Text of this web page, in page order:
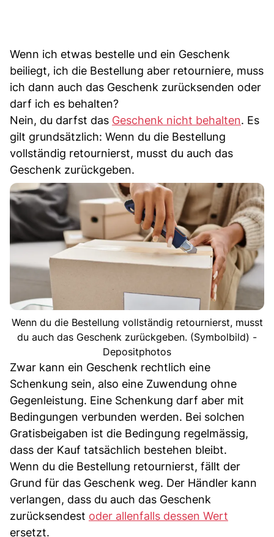
Wenn ich etwas bestelle und ein Geschenk
beiliegt, ich die Bestellung aber retourniere, muss
ich dann auch das Geschenk zurücksenden oder
darf ich es behalten?
Nein, du darfst das Geschenk nicht behalten. Es
gilt grundsätzlich: Wenn du die Bestellung
vollständig retournierst, musst du auch das
Geschenk zurückgeben.
Wenn du die Bestellung vollständig retournierst, musst
du auch das Geschenk zurückgeben. (Symbolbild) -
Depositphotos
Zwar kann ein Geschenk rechtlich eine
Schenkung sein, also eine Zuwendung ohne
Gegenleistung. Eine Schenkung darf aber mit
Bedingungen verbunden werden. Bei solchen
Gratisbeigaben ist die Bedingung regelmässig,
dass der Kauf tatsächlich bestehen bleibt.
Wenn du die Bestellung retournierst, fällt der
Grund für das Geschenk weg. Der Händler kann
verlangen, dass du auch das Geschenk
zurücksendest oder allenfalls dessen Wert
ersetzt.